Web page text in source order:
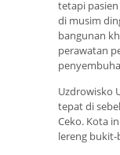
tetapi
di musim
bangunan
perawatan
Uzdrowisko
tepat di
Ceko. Kota
lereng bukit-